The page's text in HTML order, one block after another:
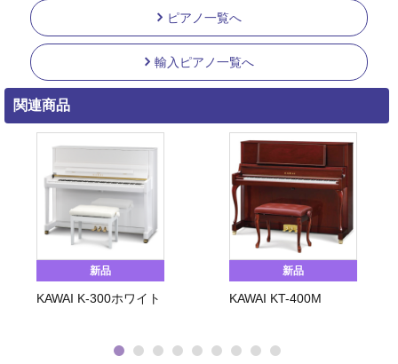
ピアノ一覧へ
輸入ピアノ一覧へ
関連商品
新品
KAWAI K-300ホワイト
新品
KAWAI KT-400M